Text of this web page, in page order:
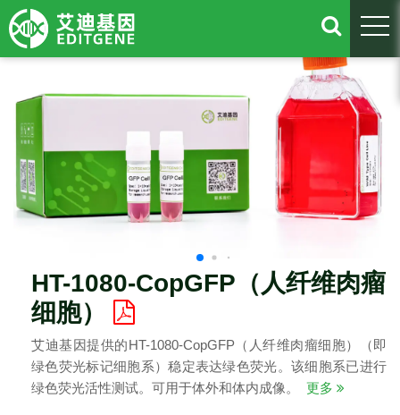
HT-1080-CopGFP（人纤维肉瘤
细胞）
艾迪基因提供的HT-1080-CopGFP（人纤维肉瘤细胞）（即
绿色荧光标记细胞系）稳定表达绿色荧光。该细胞系已进行
绿色荧光活性测试。可用于体外和体内成像。
更多